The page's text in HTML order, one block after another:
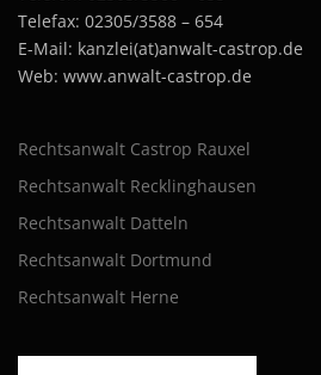
Telefax: 02305/3588 – 654
E-Mail: kanzlei(at)anwalt-castrop.de
Web: www.anwalt-castrop.de
Rechtsanwalt Castrop Rauxel
Rechtsanwalt Recklinghausen
Rechtsanwalt Datteln
Rechtsanwalt Dortmund
Rechtsanwalt Herne